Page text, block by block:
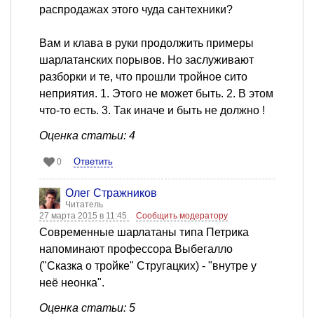
распродажах этого чуда сантехники?
Вам и клава в руки продолжить примеры
шарлатанских порывов. Но заслуживают
разборки и те, что прошли тройное сито
неприятия. 1. Этого не может быть. 2. В этом
что-то есть. 3. Так иначе и быть не должно !
Оценка статьи: 4
0 Ответить
Олег Стражников
Читатель
27 марта 2015 в 11:45
Сообщить модератору
Современные шарлатаны типа Петрика
напоминают профессора Выбегалло
("Сказка о тройке" Стругацких) - "внутре у
неё неонка".
Оценка статьи: 5